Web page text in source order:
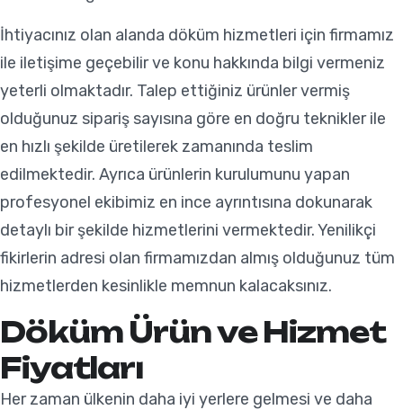
İhtiyacınız olan alanda döküm hizmetleri için firmamız
ile iletişime geçebilir ve konu hakkında bilgi vermeniz
yeterli olmaktadır. Talep ettiğiniz ürünler vermiş
olduğunuz sipariş sayısına göre en doğru teknikler ile
en hızlı şekilde üretilerek zamanında teslim
edilmektedir. Ayrıca ürünlerin kurulumunu yapan
profesyonel ekibimiz en ince ayrıntısına dokunarak
detaylı bir şekilde hizmetlerini vermektedir. Yenilikçi
fikirlerin adresi olan firmamızdan almış olduğunuz tüm
hizmetlerden kesinlikle memnun kalacaksınız.
Döküm Ürün ve Hizmet
Fiyatları
Her zaman ülkenin daha iyi yerlere gelmesi ve daha